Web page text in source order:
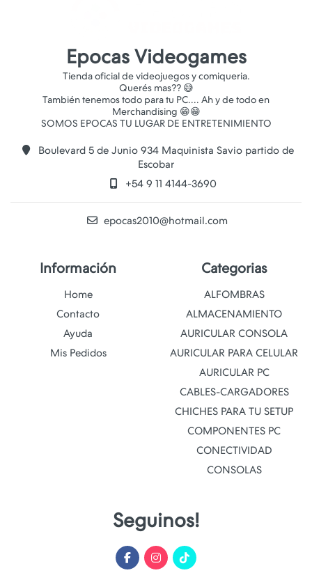
Epocas Videogames
Tienda oficial de videojuegos y comiqueria.
Querés mas?? 😅
También tenemos todo para tu PC.... Ah y de todo en
Merchandising 😁😁
Boulevard 5 de Junio 934 Maquinista Savio partido de
Escobar
+54 9 11 4144-3690
epocas2010@hotmail.com
Información
Home
Contacto
Ayuda
Mis Pedidos
Categorias
ALFOMBRAS
ALMACENAMIENTO
AURICULAR CONSOLA
AURICULAR PARA CELULAR
AURICULAR PC
CABLES-CARGADORES
CHICHES PARA TU SETUP
COMPONENTES PC
CONECTIVIDAD
CONSOLAS
Seguinos!